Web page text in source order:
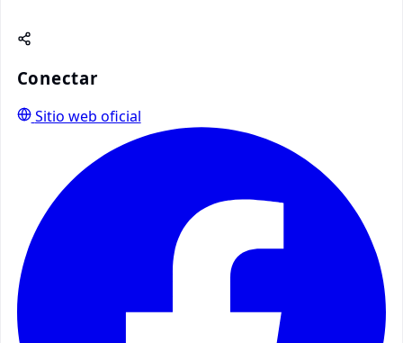
Conectar
Sitio web oficial